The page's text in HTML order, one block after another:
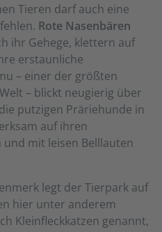
Tieren darf auch eine
Rote Nasenbären
ihr Gehege, klettern auf
erstaunliche
– einer der größten
– blickt neugierig über
putzigen Präriehunde in
auf ihren
mit leisen Belllauten
legt der Tierpark auf
hier unter anderem
Kleinfleckkatzen genannt,